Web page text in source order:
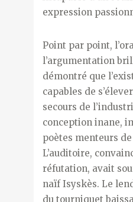
expression
Point par point,
l’argumentation
démontré que
capables de
secours de
conception inane,
poètes menteurs
L’auditoire,
réfutation, avait
naïf Isyskès. Le
du tourniquet